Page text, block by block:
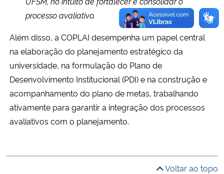
Advocacia-Geral da União
Banco Central do Brasil
Planalto
processo avaliativo.
Além disso, a COPLAI desempenha um papel central
na elaboração do planejamento estratégico da
universidade, na formulação do Plano de
Desenvolvimento Institucional (PDI) e na construção e
acompanhamento do plano de metas, trabalhando
ativamente para garantir a integração dos processos
avaliativos com o planejamento.
Voltar ao topo